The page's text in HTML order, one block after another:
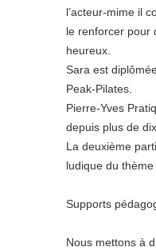
l’acteur-mime il
le renforcer pour
heureux.
Sara est
Peak-Pilates.
Pierre-Yves
depuis plus de
La deuxième
ludique du thème
Supports
Nous mettons à